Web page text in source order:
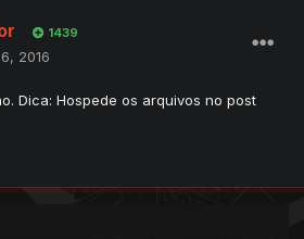
1439
2016
Dica: Hospede os arquivos no post